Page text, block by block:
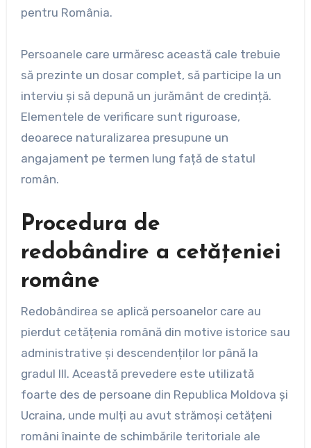
pentru România.
Persoanele care urmăresc această cale trebuie
să prezinte un dosar complet, să participe la un
interviu și să depună un jurământ de credință.
Elementele de verificare sunt riguroase,
deoarece naturalizarea presupune un
angajament pe termen lung față de statul
român.
Procedura de
redobândire a cetățeniei
române
Redobândirea se aplică persoanelor care au
pierdut cetățenia română din motive istorice sau
administrative și descendenților lor până la
gradul III. Această prevedere este utilizată
foarte des de persoane din Republica Moldova și
Ucraina, unde mulți au avut strămoși cetățeni
români înainte de schimbările teritoriale ale